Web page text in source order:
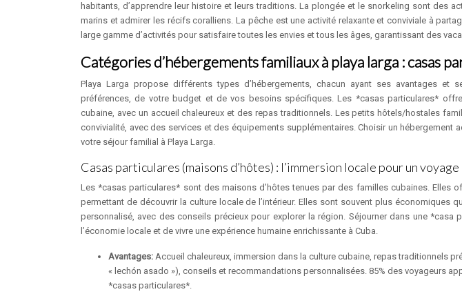
habitants, d’apprendre leur histoire et leurs traditions. La plongée et le snorkeling sont des
marins et admirer les récifs coralliens. La pêche est une activité relaxante et conviviale à
large gamme d’activités pour satisfaire toutes les envies et tous les âges, garantissant des
Catégories d’hébergements familiaux à playa larga : casas
Playa Larga propose différents types d’hébergements, chacun ayant ses avantages et
préférences, de votre budget et de vos besoins spécifiques. Les *casas particulares*
cubaine, avec un accueil chaleureux et des repas traditionnels. Les petits hôtels/hostales
convivialité, avec des services et des équipements supplémentaires. Choisir un hébergement
votre séjour familial à Playa Larga.
Casas particulares (maisons d’hôtes) : l’immersion locale pour un
Les *casas particulares* sont des maisons d’hôtes tenues par des familles cubaines. Elles
permettant de découvrir la culture locale de l’intérieur. Elles sont souvent plus économiques
personnalisé, avec des conseils précieux pour explorer la région. Séjourner dans une *casa
l’économie locale et de vivre une expérience humaine enrichissante à Cuba.
Avantages: Accueil chaleureux, immersion dans la culture cubaine, repas traditionnels
« lechón asado »), conseils et recommandations personnalisées. 85% des voyageurs
*casas particulares*.